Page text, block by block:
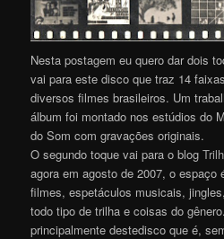
Nesta postagem eu quero dar dois
vai para este disco que traz 14
diversos filmes brasileiros. Um
álbum foi montado nos estúdios do
do Som com gravações originais.
O segundo toque vai para o blog
agora em agosto de 2007, o espaço
filmes, espetáculos musicais,
todo tipo de trilha e coisas do
principalmente destedisco que é,